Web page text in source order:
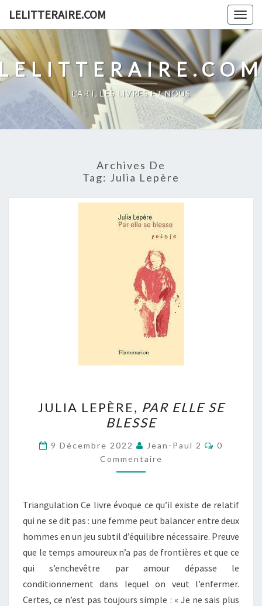
content
LELITTERAIRE.COM
L'ART, LES LIVRES ET NOUS
Archives De
Tag: Julia Lepère
LEPÈRE,
PAR
ELLE
SE
BLESSE
JULIA LEPÈRE, PAR ELLE SE
BLESSE
9 Décembre 2022 Jean-Paul 2
0
Commentaire
Triangulation Ce livre évoque ce qu’il existe de relatif
qui ne se dit pas : une femme peut balancer entre deux
hommes en un jeu subtil d’équilibre nécessaire. Preuve
que le temps amoureux n’a pas de frontières et que ce
qui s’enchevêtre par amour dépasse le
conditionnement dans lequel on veut l’enfermer.
Certes, ce n’est pas toujours simple : « Je ne sais plus